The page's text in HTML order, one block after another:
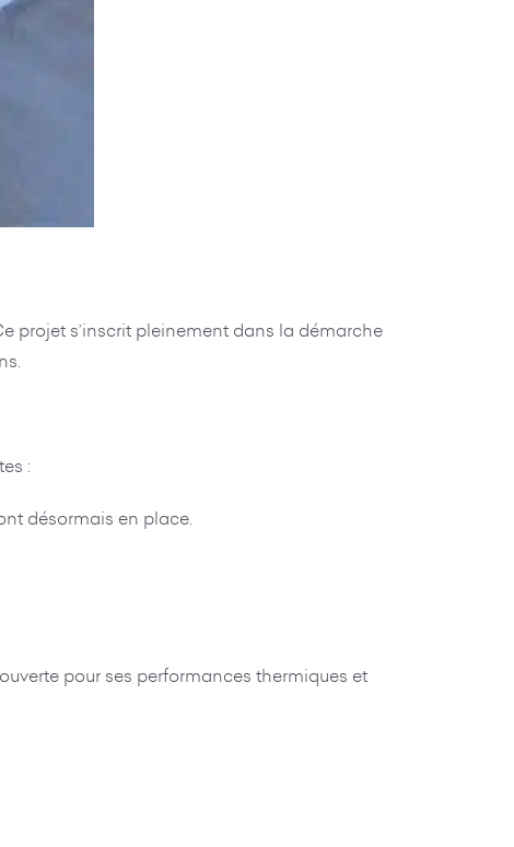
projet s’inscrit pleinement dans la démarche
:
désormais en place.
pour ses performances thermiques et